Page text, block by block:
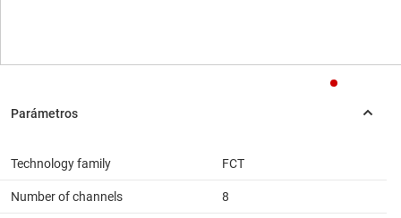
Technology family FCT
Number of channels 8